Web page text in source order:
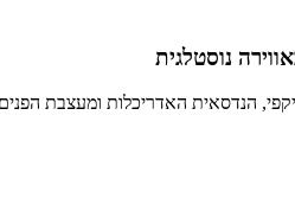
נוסטלגית
הנדסאית האדריכלות ומעצבת